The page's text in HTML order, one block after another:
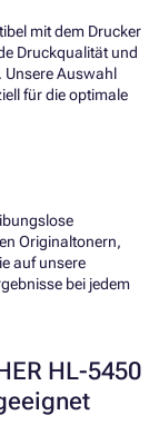
mit dem Drucker
Druckqualität und
Unsere Auswahl
für die optimale
Originaltonern,
auf unsere
bei jedem
HL-5450